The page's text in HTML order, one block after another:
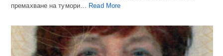
премахване на тумори…
Read More